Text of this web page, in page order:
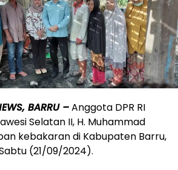
BARRU –Anggota DPR RI
Selatan II, H. Muhammad
kebakaran di Kabupaten Barru,
(21/09/2024).